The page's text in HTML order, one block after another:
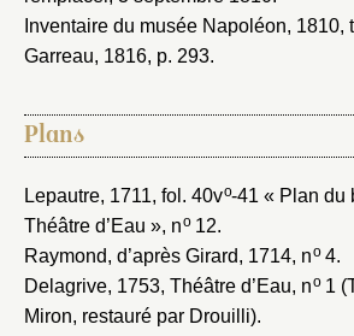
Inventaire du musée Napoléon, 1810,
Garreau, 1816, p. 293.
Plans
Lepautre, 1711, fol. 40vo-41 « Plan du
Théâtre d’Eau », no12.
Raymond, d’après Girard, 1714, no4.
Delagrive, 1753, Théâtre d’Eau, no1
Miron, restauré par Drouilli).